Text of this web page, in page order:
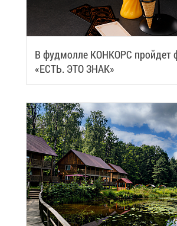
В фуд­мол­ле КОН­КОРС прой­дет
«ЕСТЬ. ЭТО ЗНАК»